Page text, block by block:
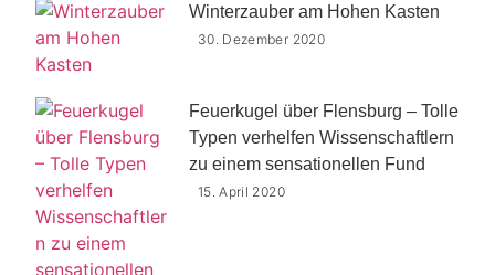
Winterzauber am Hohen Kasten
30. Dezember 2020
Feuerkugel über Flensburg – Tolle
Typen verhelfen Wissenschaftlern
zu einem sensationellen Fund
15. April 2020